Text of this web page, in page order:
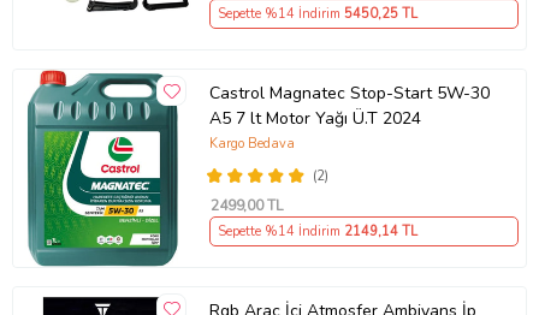
Sepette %14 İndirim 5450,25 TL
Castrol Magnatec Stop-Start 5W-30
A5 7 lt Motor Yağı Ü.T 2024
(2)
Kargo Bedava
2499,00 TL
Sepette %14 İndirim 2149,14 TL